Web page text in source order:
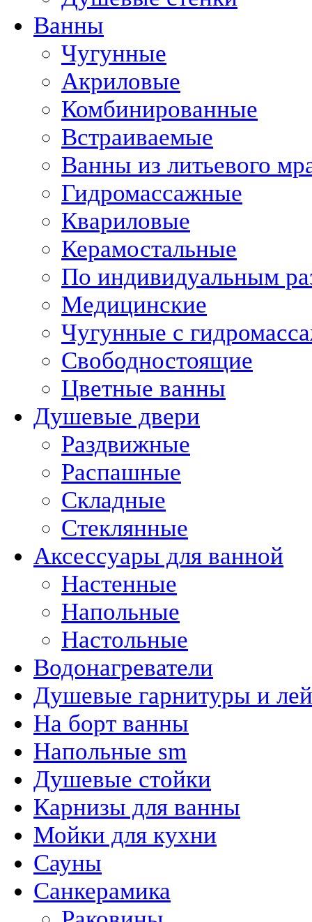
Ванны
Чугунные
Акриловые
Комбинированные
Встраиваемые
Ванны из литьевого
Гидромассажные
Квариловые
Керамостальные
По индивидуальным
Медицинские
Чугунные с
Свободностоящие
Цветные ванны
Душевые двери
Раздвижные
Распашные
Складные
Стеклянные
Аксессуары для ванной
Настенные
Напольные
Настольные
Водонагреватели
Душевые гарнитуры и
На борт ванны
Напольные sm
Душевые стойки
Карнизы для ванны
Мойки для кухни
Сауны
Санкерамика